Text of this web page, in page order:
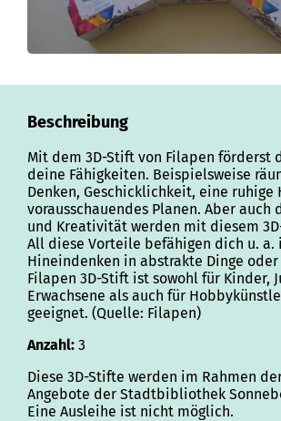
Beschreibung
Mit dem 3D-Stift von Filapen förderst
deine Fähigkeiten. Beispielsweise
Denken, Geschicklichkeit, eine ruhige
vorausschauendes Planen. Aber auch
und Kreativität werden mit diesem
All diese Vorteile befähigen dich u. a.
Hineindenken in abstrakte Dinge
Filapen 3D-Stift ist sowohl für Kinder,
Erwachsene als auch für
geeignet. (Quelle: Filapen)
Anzahl: 3
Diese 3D-Stifte werden im Rahmen
Angebote der Stadtbibliothek
Eine Ausleihe ist nicht möglich.